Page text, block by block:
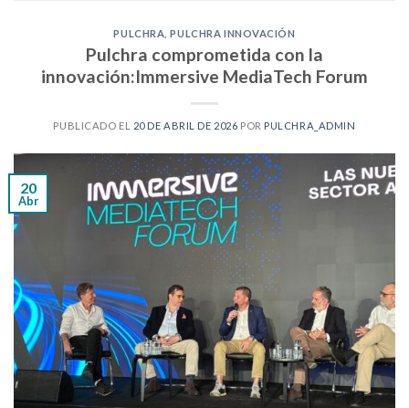
PULCHRA ,PULCHRA INNOVACIÓN
Pulchra comprometida con la
innovación:Immersive MediaTech Forum
PUBLICADO EL 20 DE ABRIL DE 2026 POR PULCHRA_ADMIN
20
Abr